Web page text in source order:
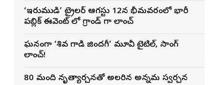
‘ఇరుముడి’ ట్రైలర్ ఆగస్టు 12న భీమవరంలో భారీ
పబ్లిక్ ఈవెంట్ లో గ్రాండ్ గా లాంచ్
ఘనంగా ‘శివ గాడి జింద‌గీ’ మూవీ టైటిల్, సాంగ్
లాంచ్!
80 మంది నృత్యార్చనతో అలరారిన అన్నమ స్వరార్చన